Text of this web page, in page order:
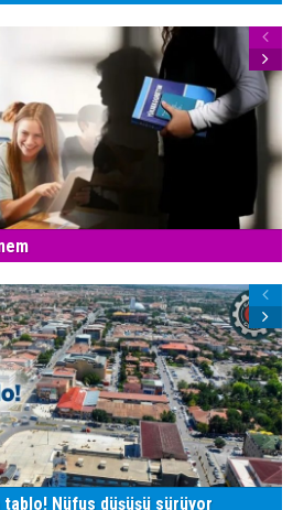
Nüfus düşüşü sürüyor